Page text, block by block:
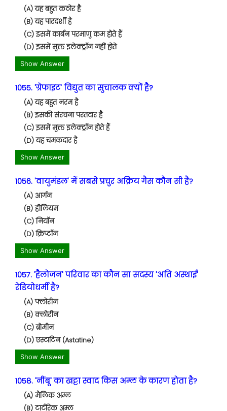
(A) यह बहुत कठोर है
(B) यह पारदर्शी है
(C) इसमें कार्बन परमाणु कम होते हैं
(D) इसमें मुक्त इलेक्ट्रॉन नहीं होते
Show Answer
1055. 'ग्रेफाइट' विद्युत का सुचालक क्यों है?
(A) यह बहुत नरम है
(B) इसकी संरचना परतदार है
(C) इसमें मुक्त इलेक्ट्रॉन होते हैं
(D) यह चमकदार है
Show Answer
1056. 'वायुमंडल' में सबसे प्रचुर अक्रिय गैस कौन सी है?
(A) आर्गन
(B) हीलियम
(C) नियॉन
(D) क्रिप्टॉन
Show Answer
1057. 'हैलोजन' परिवार का कौन सा सदस्य 'अति अस्थाई'
रेडियोधर्मी है?
(A) फ्लोरीन
(B) क्लोरीन
(C) ब्रोमीन
(D) एस्टाटिन (Astatine)
Show Answer
1058. 'नींबू' का खट्टा स्वाद किस अम्ल के कारण होता है?
(A) मैलिक अम्ल
(B) टार्टरिक अम्ल